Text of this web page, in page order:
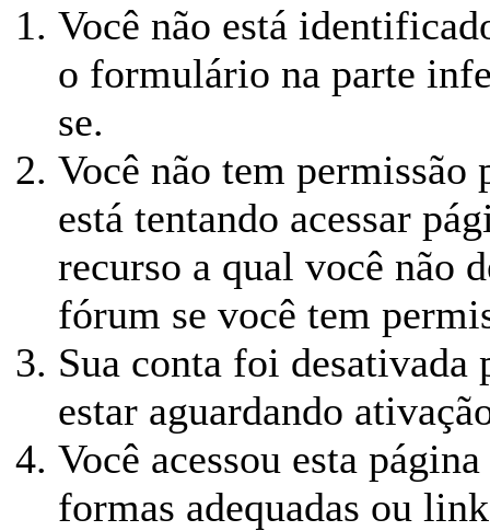
Você não está
o formulário na parte
se.
Você não tem permissão
está tentando acessar
recurso a qual você não
fórum se você tem
Sua conta foi
estar aguardando
Você acessou esta
formas adequadas ou